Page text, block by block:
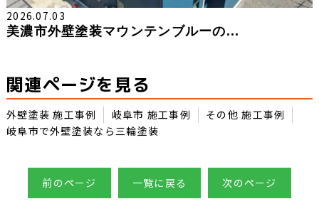
2026.07.03
美濃市外壁塗装マウンテンブルーの...
関連ページを見る
外壁塗装 施工事例 岐阜市 施工事例
その他 施工事例
岐阜市で外壁塗装なら三輪塗装
前のページ 一覧に戻る 次のページ